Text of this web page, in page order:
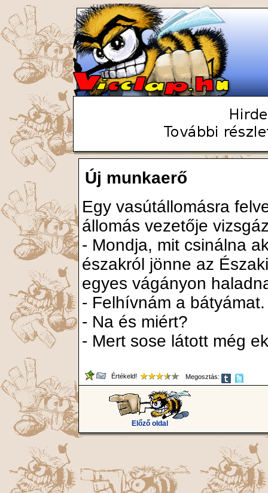
Új munkaerő
Egy vasútállomásra
állomás vezetője
- Mondja, mit csinálna
északról jönne az
egyes vágányon
- Felhívnám a bátyámat.
- Na és miért?
- Mert sose látott még
Értékeld! Megosztás:
Előző oldal